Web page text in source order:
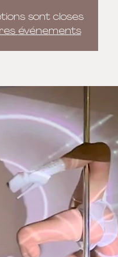
sont closes
événements